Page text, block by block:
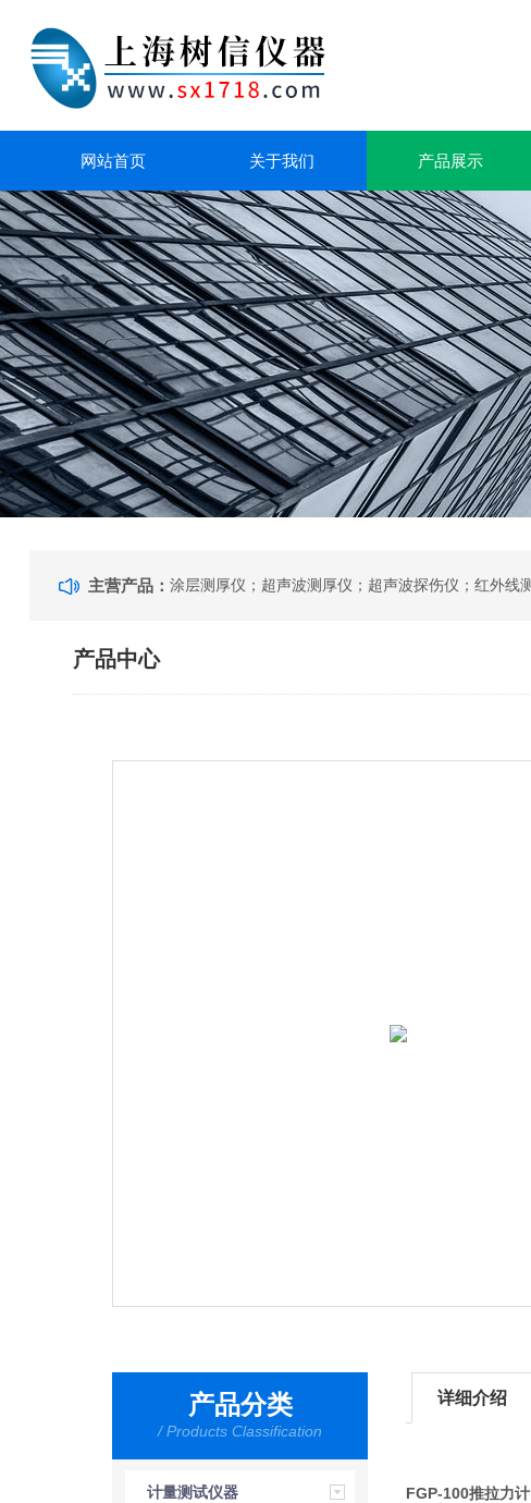
网站首页 关于我们 产品展示
主营产品：
产品中心
产品分类
/ Products Classification
计量测试仪器
详细介绍
FGP-100推拉力计